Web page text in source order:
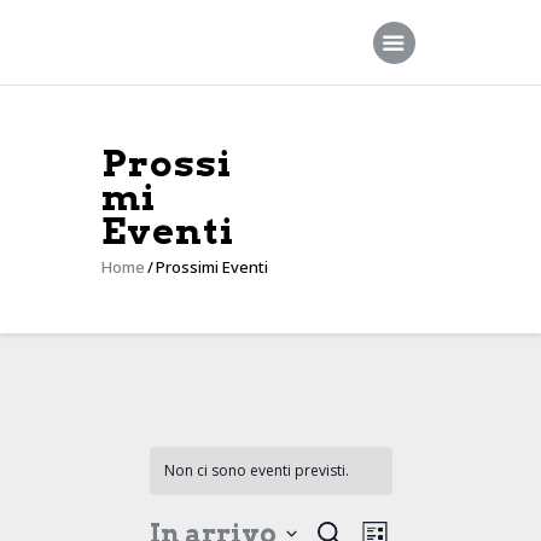
Prossi
mi
Eventi
Home Prossimi Eventi
Home
Società
Squadre
News
Non ci sono eventi previsti.
E
C
E
In arrivo